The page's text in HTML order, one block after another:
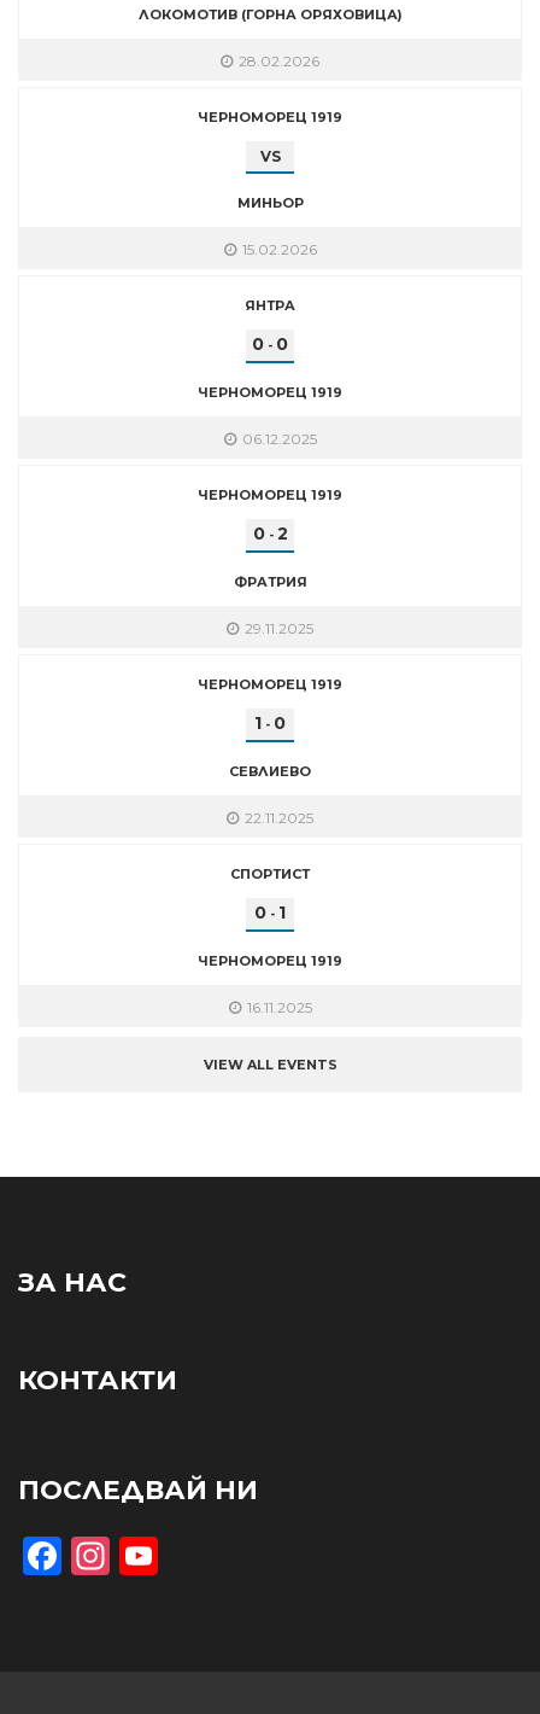
ЛОКОМОТИВ (ГОРНА ОРЯХОВИЦА)
28.02.2026
ЧЕРНОМОРЕЦ 1919
VS
МИНЬОР
15.02.2026
ЯНТРА
0 - 0
ЧЕРНОМОРЕЦ 1919
06.12.2025
ЧЕРНОМОРЕЦ 1919
0- 2
ФРАТРИЯ
29.11.2025
ЧЕРНОМОРЕЦ 1919
1 - 0
СЕВЛИЕВО
22.11.2025
СПОРТИСТ
0 - 1
ЧЕРНОМОРЕЦ 1919
16.11.2025
VIEW ALL EVENTS
ЗА НАС
КОНТАКТИ
ПОСЛЕДВАЙ НИ
Facebook
Instagram